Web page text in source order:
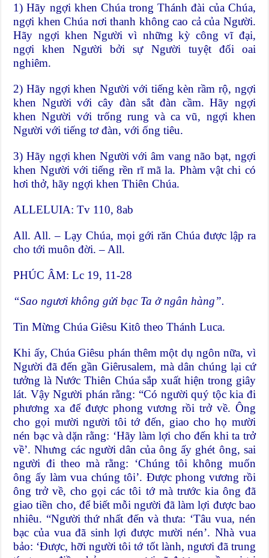
1) Hãy ngợi khen Chúa trong Thánh đài của Chúa,
ngợi khen Chúa nơi thanh không cao cả của Người.
Hãy ngợi khen Người vì những kỳ công vĩ đại,
ngợi khen Người bởi sự Người tuyệt đối oai
nghiêm.
2) Hãy ngợi khen Người với tiếng kèn rầm rộ, ngợi
khen Người với cây đàn sắt đàn cầm. Hãy ngợi
khen Người với trống rung và ca vũ, ngợi khen
Người với tiếng tơ đàn, với ống tiêu.
3) Hãy ngợi khen Người với âm vang não bạt, ngợi
khen Người với tiếng rền rĩ mã la. Phàm vật chi có
hơi thở, hãy ngợi khen Thiên Chúa.
ALLELUIA: Tv 110, 8ab
All. All. – Lạy Chúa, mọi gới răn Chúa được lập ra
cho tới muôn đời. – All.
PHÚC ÂM: Lc 19, 11-28
“Sao ngươi không gửi bạc Ta ở ngân hàng”.
Tin Mừng Chúa Giêsu Kitô theo Thánh Luca.
Khi ấy, Chúa Giêsu phán thêm một dụ ngôn nữa, vì
Người đã đến gần Giêrusalem, mà dân chúng lại cứ
tưởng là Nước Thiên Chúa sắp xuất hiện trong giây
lát. Vậy Người phán rằng: “Có người quý tộc kia đi
phương xa để được phong vương rồi trở về. Ông
cho gọi mười người tôi tớ đến, giao cho họ mười
nén bạc và dặn rằng: ‘Hãy làm lợi cho đến khi ta trở
về’. Nhưng các người dân của ông ấy ghét ông, sai
người đi theo mà rằng: ‘Chúng tôi không muốn
ông ấy làm vua chúng tôi’. Được phong vương rồi
ông trở về, cho gọi các tôi tớ mà trước kia ông đã
giao tiền cho, để biết mỗi người đã làm lợi được bao
nhiêu. “Người thứ nhất đến và thưa: ‘Tâu vua, nén
bạc của vua đã sinh lợi được mười nén’. Nhà vua
bảo: ‘Được, hỡi người tôi tớ tốt lành, ngươi đã trung